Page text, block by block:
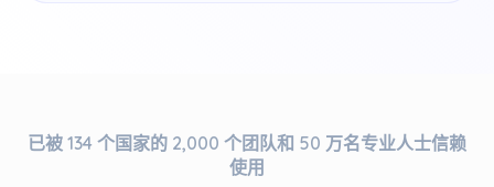
已被 134 个国家的 2,000 个团队和 50 万名专业人士信赖
使用